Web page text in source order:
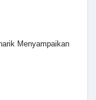
Menyampaikan